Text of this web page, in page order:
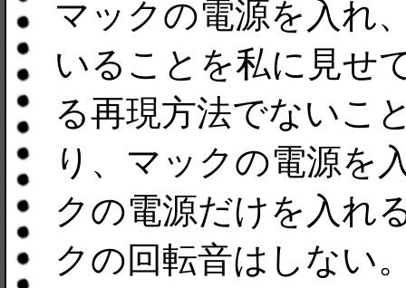
マックの電源を入れ
いることを私に見せ
る再現方法でないこ
り、マックの電源を
クの電源だけを入れ
クの回転音はしない